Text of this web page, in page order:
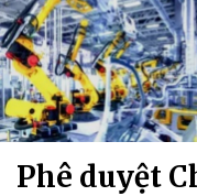
Phê duyệt